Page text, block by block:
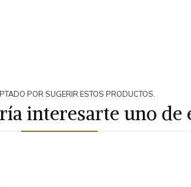
POR SUGERIR ESTOS PRODUCTOS.
interesarte uno de